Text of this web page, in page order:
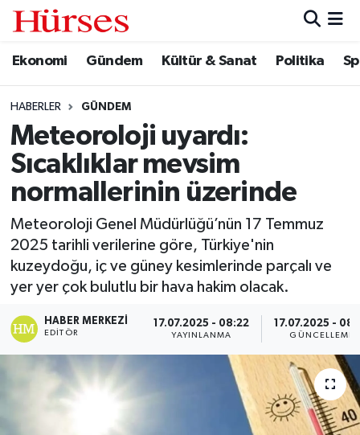
Ekonomi Gündem Kültür & Sanat Politika
HABERLER GÜNDEM
Meteoroloji uyardı:
Sıcaklıklar mevsim
normallerinin üzerinde
Meteoroloji Genel Müdürlüğü’nün 17 Temmuz
2025 tarihli verilerine göre, Türkiye'nin
kuzeydoğu, iç ve güney kesimlerinde parçalı ve
yer yer çok bulutlu bir hava hakim olacak.
HABER MERKEZI
EDITÖR
17.07.2025 - 08:22
YAYINLANMA
17.07.2025 -
GÜNCELLEME
Ekonomi
Gündem
Kültür & Sanat
Politika
Spor
Turizm
Hava Durumu
Trafik Durumu
Süper Lig Puan Durumu ve Fikstür
Tüm Manşetler
Son Dakika Haberleri
Haber Arşivi